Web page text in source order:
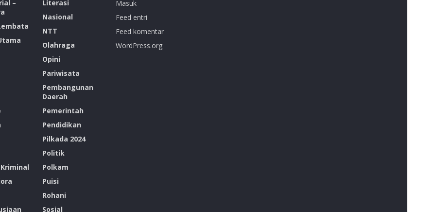
–
Literasi
Nasional
NTT
Olahraga
Opini
Pariwisata
Pembangunan
Daerah
Pemerintah
Pendidikan
Pilkada 2024
Politik
Polkam
Puisi
Rohani
Sosial
Masuk
Feed entri
Feed komentar
WordPress.org